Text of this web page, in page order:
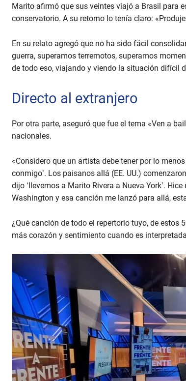
Marito afirmó que sus veintes viajó a Brasil para
conservatorio. A su retorno lo tenía claro:
En su relato agregó que no ha sido fácil
guerra, superamos terremotos, superamos
de todo eso, viajando y viendo la situación difícil
Directo al extranjero
Por otra parte, aseguró que fue el tema «Ven a
nacionales.
«Considero que un artista debe tener por lo
conmigo’. Los paisanos allá (EE. UU.)
dijo ‘llevemos a Marito Rivera a Nueva York’.
Washington y esa canción me lanzó para allá,
¿Qué canción de todo el repertorio tuyo, de
más corazón y sentimiento cuando es